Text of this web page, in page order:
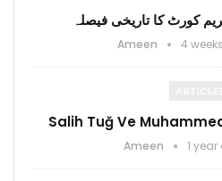
کورٹ کا تاریخی فیصلہ
Ameen 4
Salih Tuğ Ve
Ameen 1